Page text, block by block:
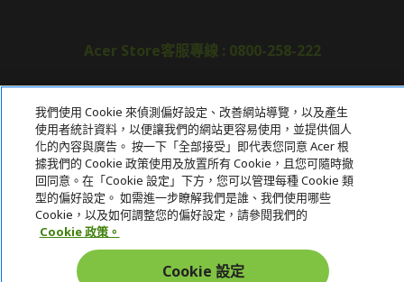
Acer Store客服專線 : 0800-258-222
關於宏碁
服務
宏碁網路商城
帳戶
在社群上追蹤 Acer
我們使用 Cookie 來偵測偏好設定、改善網站導覽，以及產生
使用者統計資料，以便讓我們的網站更容易使用，並提供個人
化的內容與廣告。 按一下「全部接受」即代表您同意 Acer 根
據我們的 Cookie 政策使用及放置所有 Cookie，且您可隨時撤
回同意。在「Cookie 設定」下方，您可以管理每種 Cookie 類
型的偏好設定。 如需進一步瞭解我們是誰、我們使用哪些
Cookie，以及如何調整您的偏好設定，請參閱我們的
Cookie 政策。
Cookie 設定